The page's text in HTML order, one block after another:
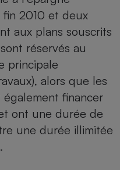
2010 et deux
aux plans souscrits
réservés au
principale
alors que les
financer
ont une durée de
une durée illimitée
Lave-linge
Téléviseur
Radiateur électrique
Antimoustique